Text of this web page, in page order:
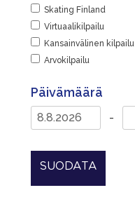
Skating Finland
Virtuaalikilpailu
Kansainvälinen kilpailu
Arvokilpailu
Päivämäärä
-
SUODATA